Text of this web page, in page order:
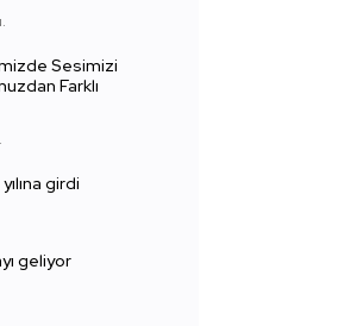
Sesimizi
Farklı
girdi
geliyor